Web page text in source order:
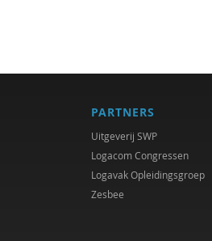
PARTNERS
Uitgeverij SWP
Logacom Congressen
Logavak Opleidingsgroep
Zesbee